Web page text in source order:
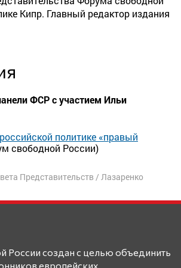
Кипр. Главный редактор издания
ФСР с участием Ильи
политике «правый
свободной России)
Представительств / Лазаренко
России создан с целью объединить
европейских